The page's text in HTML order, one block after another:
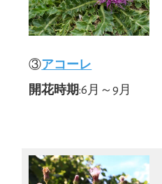
③アコーレ
開花時期:6月～9月